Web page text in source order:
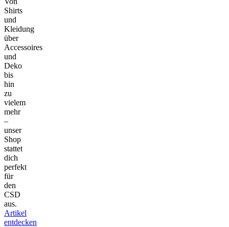
Shirts
und
Kleidung
über
Accessoires
und
Deko
bis
hin
zu
vielem
mehr
–
unser
Shop
stattet
dich
perfekt
für
den
CSD
aus.
Artikel
entdecken